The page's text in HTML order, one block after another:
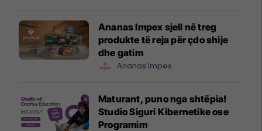
Ananas Impex sjell në treg
produkte të reja për çdo shije
dhe gatim
Ananas Impex
Maturant, puno nga shtëpia!
Studio Siguri Kibernetike ose
Programim